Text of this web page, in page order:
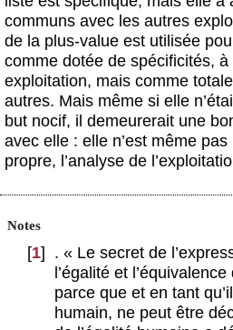
communs avec les autres
de la plus-value est utilisée
comme dotée de spécificités, à
exploitation, mais comme
autres. Mais même si elle
but nocif, il demeurerait une
avec elle : elle n’est même
propre, l’analyse de
Notes
[1]
. « Le secret de
l’égalité et
parce que et en tant
humain, ne peut être